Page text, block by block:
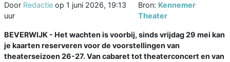
Door Redactie op 1 juni 2026, 19:13
uur
Bron: Kennemer
Theater
BEVERWIJK - Het wachten is voorbij, sinds vrijdag 29 mei kan
je kaarten reserveren voor de voorstellingen van
theaterseizoen 26-27. Van cabaret tot theaterconcert en van